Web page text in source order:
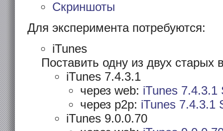
Скриншоты
Для эксперимента потребуются:
iTunes
Поставить одну из двух старых
iTunes 7.4.3.1
через web: iTunes 7.4.3.1
через p2p: iTunes 7.4.3.1
iTunes 9.0.0.70